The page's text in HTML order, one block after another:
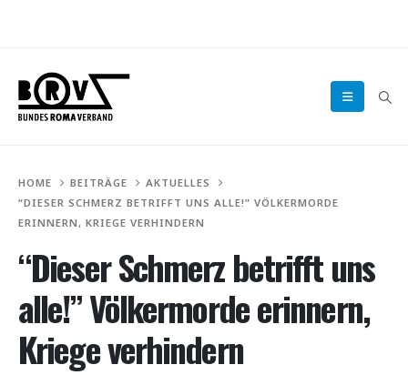
HOME BEITRÄGE
AKTUELLES
“DIESER SCHMERZ BETRIFFT UNS ALLE!” VÖLKERMORDE
ERINNERN, KRIEGE VERHINDERN
“Dieser Schmerz betrifft uns
alle!” Völkermorde erinnern,
Kriege verhindern